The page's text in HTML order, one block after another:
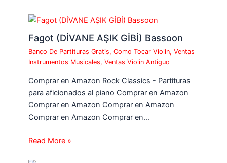
Fagot (DİVANE AŞIK GİBİ) Bassoon
Banco De Partituras Gratis,Como Tocar Violin,Ventas
Instrumentos Musicales,Ventas Violin Antiguo
Comprar en Amazon Rock Classics - Partituras
para aficionados al piano Comprar en Amazon
Comprar en Amazon Comprar en Amazon
Comprar en Amazon Comprar en…
Read More »